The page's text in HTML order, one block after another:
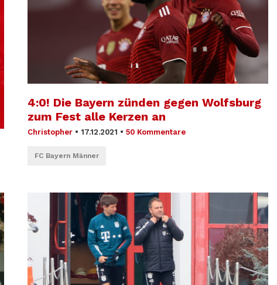
4:0! Die Bayern zünden gegen Wolfsburg
zum Fest alle Kerzen an
Christopher • 17.12.2021 • 50 Kommentare
FC Bayern Männer